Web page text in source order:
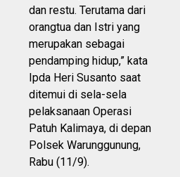
dan restu. Terutama dari
orangtua dan Istri yang
merupakan sebagai
pendamping hidup,” kata
Ipda Heri Susanto saat
ditemui di sela-sela
pelaksanaan Operasi
Patuh Kalimaya, di depan
Polsek Warunggunung,
Rabu (11/9).